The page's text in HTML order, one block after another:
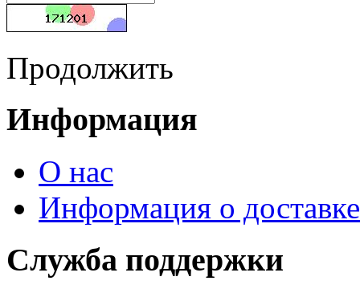
Продолжить
Информация
О нас
Информация о доставке
Служба поддержки